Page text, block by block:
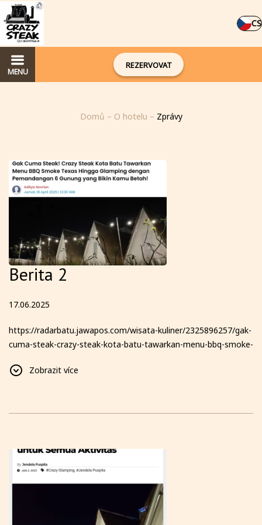
CS
MENU
REZERVOVAT
Domů – O hotelu – Zprávy
Berita 2
17.06.2025
https://radarbatu.jawapos.com/wisata-kuliner/2325896257/gak-
cuma-steak-crazy-steak-kota-batu-tawarkan-menu-bbq-smoke-
bikin-kamu-betah
Zobrazit více